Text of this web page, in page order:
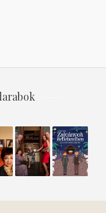
Szellem
a
spájzban
Zsiványok